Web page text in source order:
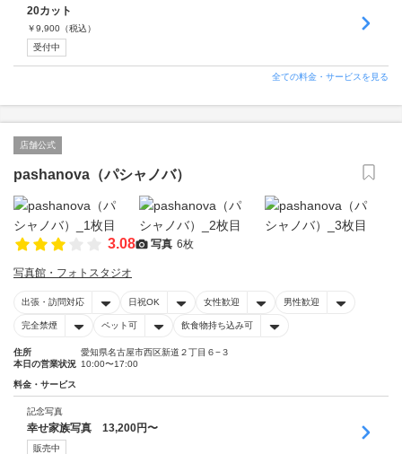
20カット
￥9,900 （税込）
受付中
全ての料金・サービスを見る
店舗公式
pashanova（パシャノバ）
3.08 写真 6枚
写真館・フォトスタジオ
出張・訪問対応 日祝OK 女性歓迎 男性歓迎
完全禁煙 ペット可 飲食物持ち込み可
住所
愛知県名古屋市西区新道２丁目６−３
本日の営業状況 10:00〜17:00
料金・サービス
記念写真
幸せ家族写真 13,200円〜
販売中